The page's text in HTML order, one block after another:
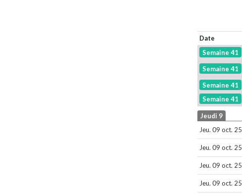
Date
Semaine 41
Semaine 41
Semaine 41
Semaine 41
Jeudi 9
Jeu. 09 oct. 25
Jeu. 09 oct. 25
Jeu. 09 oct. 25
Jeu. 09 oct. 25